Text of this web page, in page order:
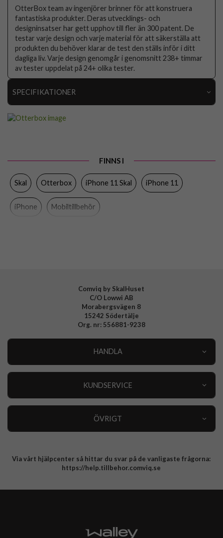
OtterBox team av ingenjörer brinner för att konstruera
fantastiska produkter. Deras utvecklings- och
designinsatser har gett upphov till fler än 300 patent. De
testar varje design och varje material för att säkerställa att
produkten du behöver klarar de test den ställs inför i ditt
dagliga liv. Varje design genomgår i genomsnitt 238+ timmar
av tester uppdelat på 24+ olika tester.
SPECIFIKATIONER
Färg
Material
FINNS I
Skal Otterbox iPhone 11 Skal iPhone 11
iPhone Mobiltillbehör
Comviq by SkalHuset
C/O Lowwi AB
Morabergsvägen 8
15242 Södertälje
Org. nr: 556881-9238
HANDLA
KUNDSERVICE
ÖVRIGT
Integritetspolicy
Via vårt hjälpcenter så hittar du svar på de vanligaste frågorna:
https://help.tillbehor.comviq.se